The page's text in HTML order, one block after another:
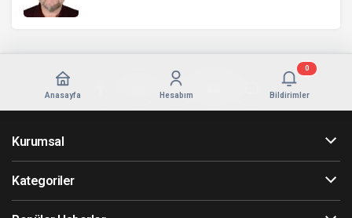
Anasayfa Hesabım Bildirimler
0
Kurumsal
Kategoriler